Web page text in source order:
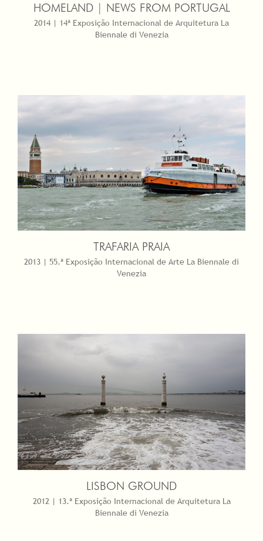
HOMELAND | NEWS FROM PORTUGAL
2014 | 14ª Exposição Internacional de Arquitetura La
Biennale di Venezia
TRAFARIA PRAIA
2013 | 55.ª Exposição Internacional de Arte La Biennale di
Venezia
LISBON GROUND
2012 | 13.ª Exposição Internacional de Arquitetura La
Biennale di Venezia